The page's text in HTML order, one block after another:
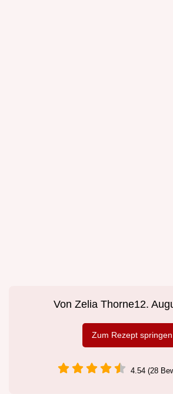
Von Zelia Thorne12.
Zum Rezept springen
4.54 (28